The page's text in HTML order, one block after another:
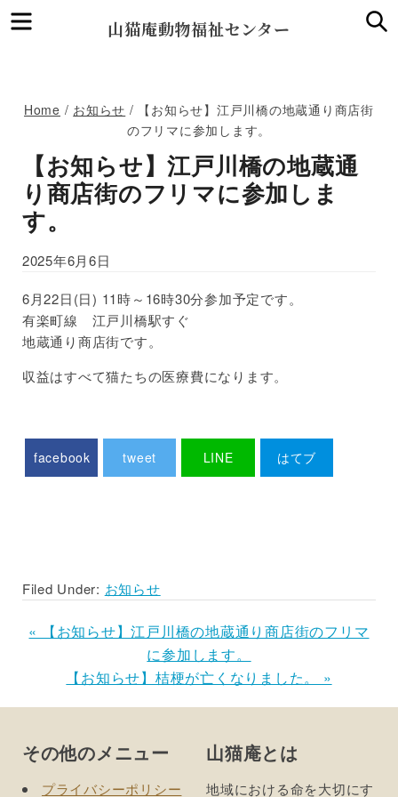
山猫庵動物福祉センター
Menu
Home / お知らせ / 【お知らせ】江戸川橋の地蔵通り商店街
のフリマに参加します。
【お知らせ】江戸川橋の地蔵通
り商店街のフリマに参加しま
す。
2025年6月6日
6月22日(日) 11時～16時30分参加予定です。
有楽町線 江戸川橋駅すぐ
地蔵通り商店街です。
収益はすべて猫たちの医療費になります。
facebook tweet LINE はてブ
Filed Under: お知らせ
Previous
« 【お知らせ】江戸川橋の地蔵通り商店街のフリマ
に参加します。
Next
【お知らせ】桔梗が亡くなりました。 »
Footer
その他のメニュー
プライバシーポリシー
山猫庵とは
地域における命を大切にす